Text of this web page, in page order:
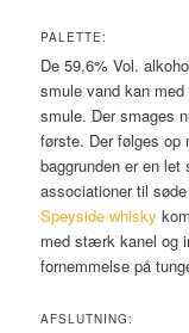
PALETTE:
De 59,6% Vol.
smule vand kan
smule. Der smages
første. Der følges
baggrunden er en
associationer til
Speyside whisky
med stærk kanel og
fornemmelse på
AFSLUTNING: